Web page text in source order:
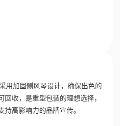
用加固侧风琴设计，确保出色的
回收，是重型包装的理想选择，
持高影响力的品牌宣传。